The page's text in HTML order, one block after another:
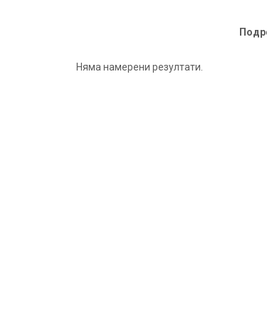
Няма намерени резултати.